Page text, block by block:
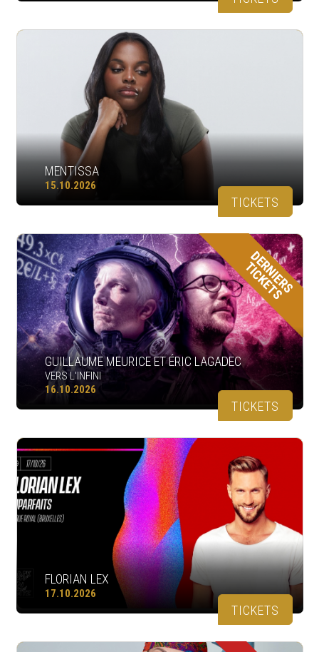
MENTISSA
15.10.2026
TICKETS
DERNIERS
TICKETS
GUILLAUME MEURICE ET ÉRIC LAGADEC
VERS L'INFINI
16.10.2026
TICKETS
FLORIAN LEX
17.10.2026
TICKETS